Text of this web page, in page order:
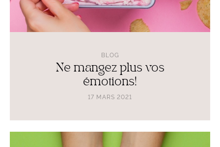
Ne mangez plus vos
émotions!
17 MARS 2021
BLOG